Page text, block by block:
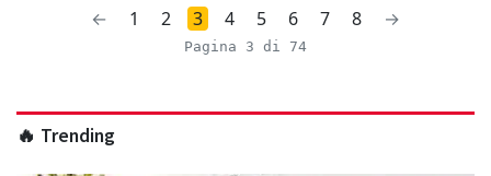
← 1 2 3 4 5 6 7 8 →
Pagina 3 di 74
🔥 Trending